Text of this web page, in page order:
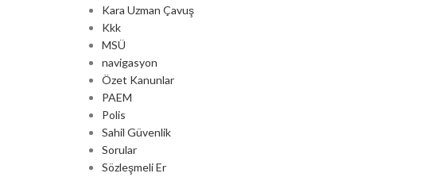
Kara Uzman Çavuş
Kkk
MSÜ
navigasyon
Özet Kanunlar
PAEM
Polis
Sahil Güvenlik
Sorular
Sözleşmeli Er